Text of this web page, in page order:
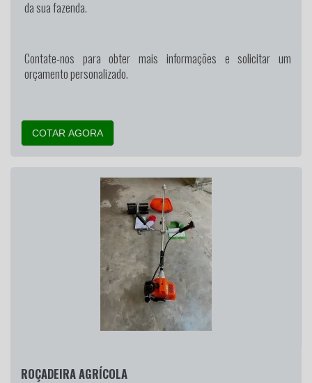
da sua fazenda.
Contate-nos para obter mais informações e solicitar um
orçamento personalizado.
COTAR AGORA
ROÇADEIRA AGRÍCOLA